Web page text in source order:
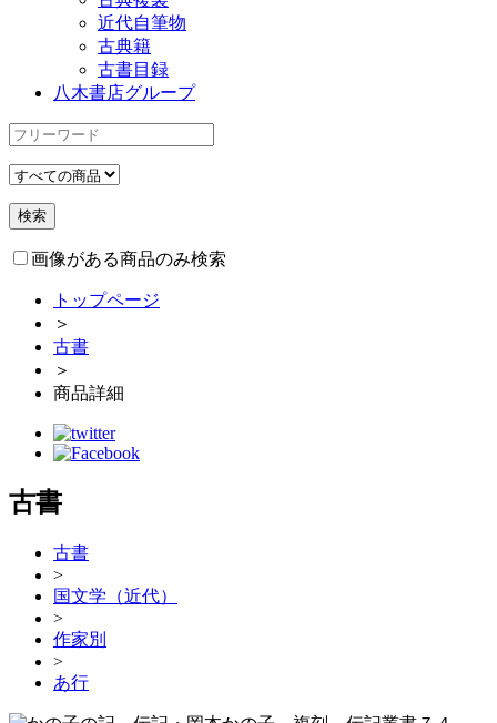
近代自筆物
古典籍
古書目録
八木書店グループ
画像がある商品のみ検索
トップページ
＞
古書
＞
商品詳細
古書
古書
>
国文学（近代）
>
作家別
>
あ行